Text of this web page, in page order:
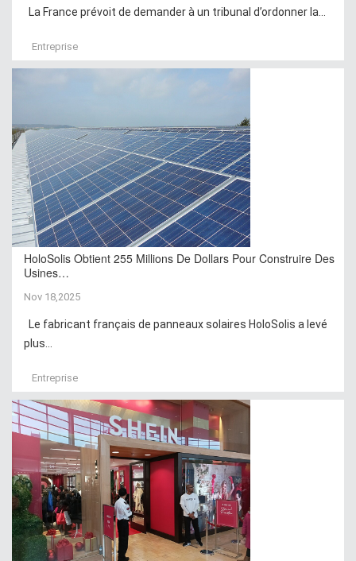
La France prévoit de demander à un tribunal d’ordonner la...
Entreprise
HoloSolis Obtient 255 Millions De Dollars Pour Construire Des
Usines…
Nov 18,2025
Le fabricant français de panneaux solaires HoloSolis a levé
plus...
Entreprise